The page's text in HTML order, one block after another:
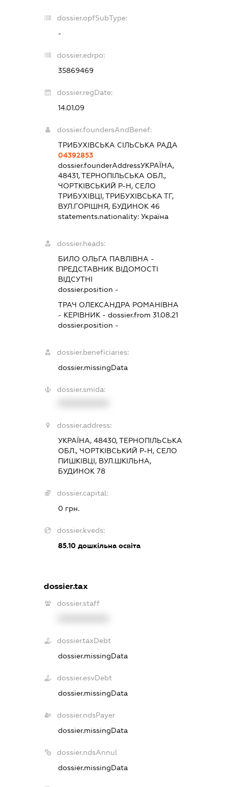
dossier.opfSubType:
-
dossier.edrpo:
35869469
dossier.regDate:
14.01.09
dossier.foundersAndBenef:
ТРИБУХІВСЬКА СІЛЬСЬКА РАДА
04392853
dossier.founderAddressУКРАЇНА,
48431, ТЕРНОПІЛЬСЬКА ОБЛ.,
ЧОРТКІВСЬКИЙ Р-Н, СЕЛО
ТРИБУХІВЦІ, ТРИБУХІВСЬКА ТГ,
ВУЛ.ГОРІШНЯ, БУДИНОК 46
statements.nationality:Україна
dossier.heads:
БИЛО ОЛЬГА ПАВЛІВНА -
ПРЕДСТАВНИК ВІДОМОСТІ
ВІДСУТНІ
dossier.position -
ТРАЧ ОЛЕКСАНДРА РОМАНІВНА
- КЕРІВНИК - dossier.from 31.08.21
dossier.position -
dossier.beneficiaries:
dossier.missingData
dossier.smida:
dossier.address:
УКРАЇНА, 48430, ТЕРНОПІЛЬСЬКА
ОБЛ., ЧОРТКІВСЬКИЙ Р-Н, СЕЛО
ПИШКІВЦІ, ВУЛ.ШКІЛЬНА,
БУДИНОК 78
dossier.capital:
0 грн.
dossier.kveds:
85.10 дошкільна освіта
dossier.tax
dossier.staff
dossier.taxDebt
dossier.missingData
dossier.esvDebt
dossier.missingData
dossier.ndsPayer
dossier.missingData
dossier.ndsAnnul
dossier.missingData